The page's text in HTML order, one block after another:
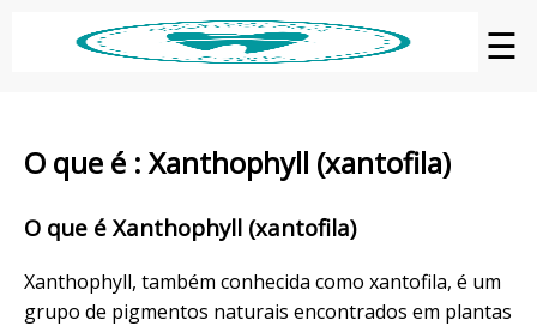
☰
O que é : Xanthophyll (xantofila)
O que é Xanthophyll (xantofila)
Xanthophyll, também conhecida como xantofila, é um
grupo de pigmentos naturais encontrados em plantas